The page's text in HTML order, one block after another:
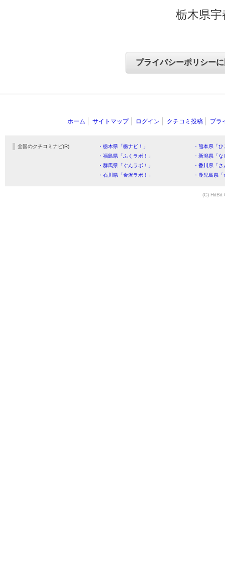
栃木県
ホーム サイトマップ ログイン クチコミ投稿 プラ
全国のクチコミナビ(R) ・栃木県「栃ナビ！」
・熊本県「
・福島県「ふくラボ！」
・新潟県「
・群馬県「ぐんラボ！」
・香川県「
・石川県「金沢ラボ！」
・鹿児島県
(C) HitBit